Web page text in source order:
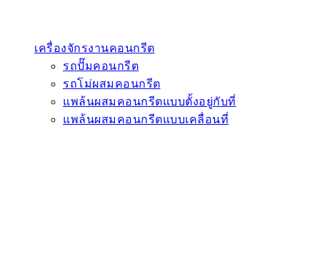
เครื่องจักรงานคอนกรีต
รถปั๊มคอนกรีต
รถโม่ผสมคอนกรีต
แพล้นผสมคอนกรีตแบบตั้งอยู่กับที่
แพล้นผสมคอนกรีตแบบเคลื่อนที่